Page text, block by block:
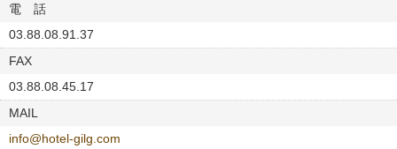
電 話
03.88.08.91.37
FAX
03.88.08.45.17
MAIL
info@hotel-gilg.com